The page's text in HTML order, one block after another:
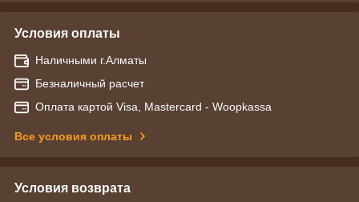
Условия оплаты
Наличными г.Алматы
Безналичный расчет
Оплата картой Visa, Mastercard - Woopkassa
Все условия оплаты
Условия возврата